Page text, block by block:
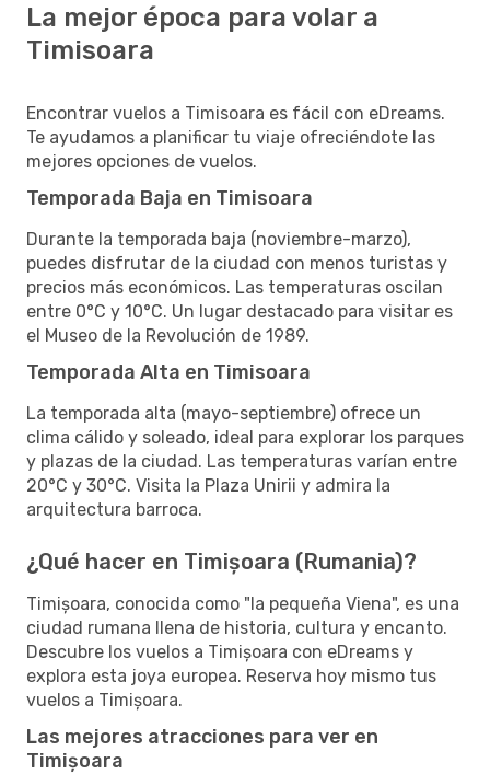
La mejor época para volar a
Timisoara
Encontrar vuelos a Timisoara es fácil con eDreams.
Te ayudamos a planificar tu viaje ofreciéndote las
mejores opciones de vuelos.
Temporada Baja en Timisoara
Durante la temporada baja (noviembre-marzo),
puedes disfrutar de la ciudad con menos turistas y
precios más económicos. Las temperaturas oscilan
entre 0°C y 10°C. Un lugar destacado para visitar es
el Museo de la Revolución de 1989.
Temporada Alta en Timisoara
La temporada alta (mayo-septiembre) ofrece un
clima cálido y soleado, ideal para explorar los parques
y plazas de la ciudad. Las temperaturas varían entre
20°C y 30°C. Visita la Plaza Unirii y admira la
arquitectura barroca.
¿Qué hacer en Timișoara (Rumania)?
Timișoara, conocida como "la pequeña Viena", es una
ciudad rumana llena de historia, cultura y encanto.
Descubre los vuelos a Timișoara con eDreams y
explora esta joya europea. Reserva hoy mismo tus
vuelos a Timișoara.
Las mejores atracciones para ver en
Timișoara